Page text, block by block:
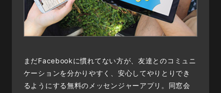
まだFacebookに慣れてない方が、友達とのコミュニ
ケーションを分かりやすく、安心してやりとりでき
るようにする無料のメッセンジャーアプリ。同窓会